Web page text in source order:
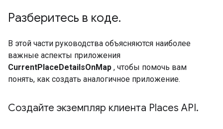
Разберитесь в коде.
В этой части руководства объясняются наиболее
важные аспекты приложения
CurrentPlaceDetailsOnMap , чтобы помочь вам
понять, как создать аналогичное приложение.
Создайте экземпляр клиента Places API.